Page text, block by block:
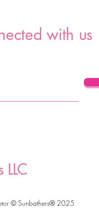
with us
LLC
© Sunbathers® 2025